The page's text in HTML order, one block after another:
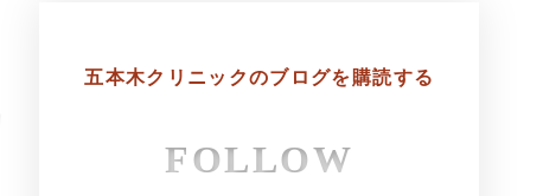
五本木クリニックのブログを購読する
FOLLOW